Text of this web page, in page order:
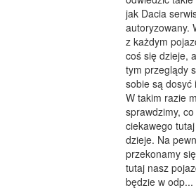
HOTELE I
PODRÓŻE
WYPOCZYNEK
ODNOWA
DIETETYKA,
KOSMETYKI
LECZENIE
jak Dacia
autoryzowany.
z każdym
coś się dzieje,
tym przeglądy
sobie są dosyć
W takim razie
sprawdzimy, co
ciekawego
dzieje. Na
przekonamy
tutaj nasz
będzie w odp...